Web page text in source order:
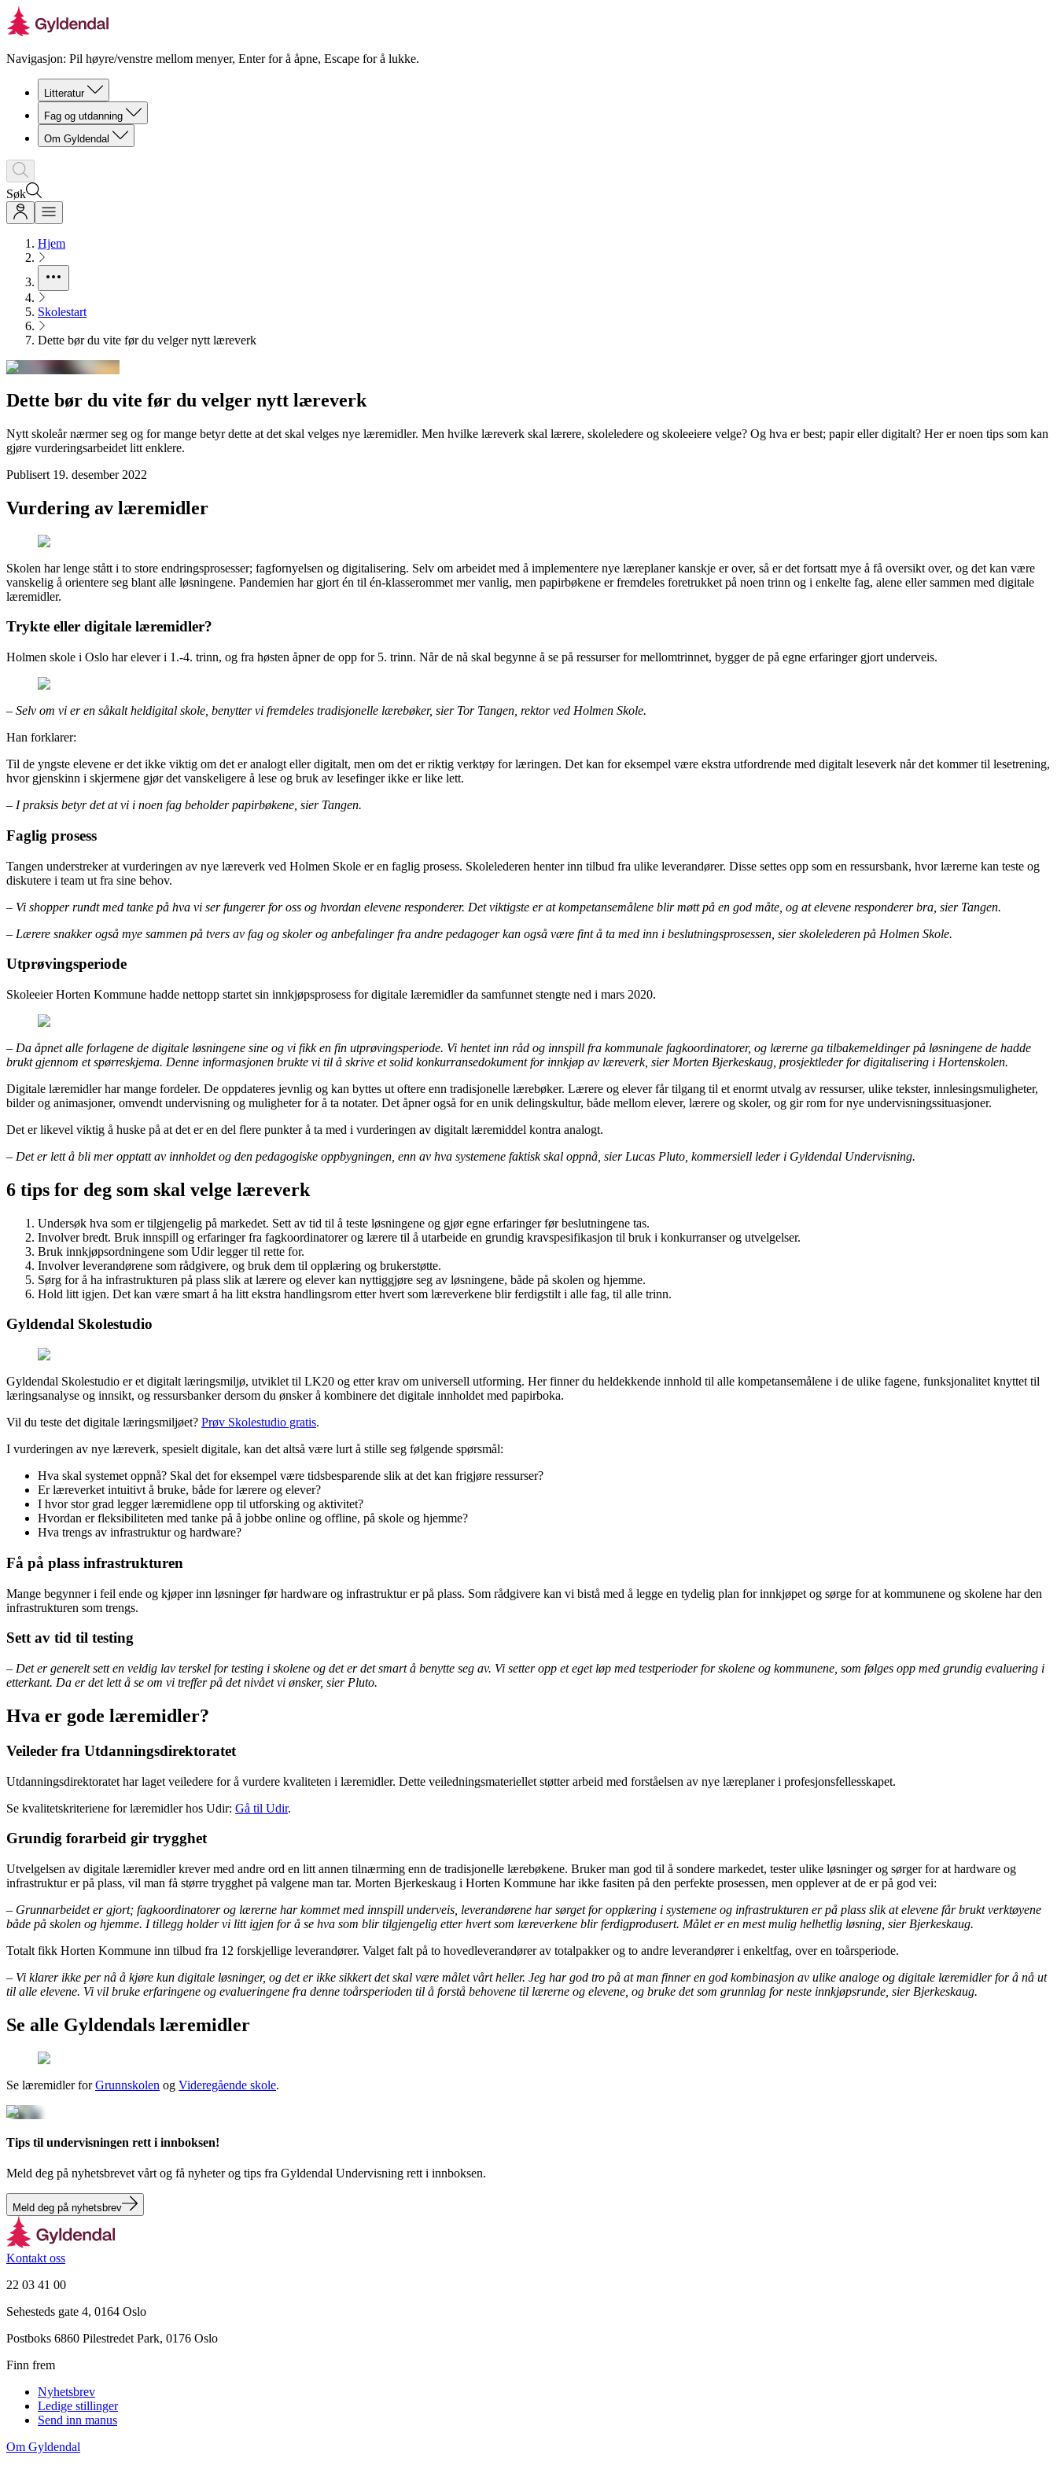
Navigasjon: Pil høyre/venstre mellom menyer, Enter for å åpne, Escape for å lukke.
Litteratur
Fag og utdanning
Om Gyldendal
Søk
Hjem
Skolestart
Dette bør du vite før du velger nytt læreverk
Dette bør du vite før du velger nytt læreverk
Nytt skoleår nærmer seg og for mange betyr dette at det skal velges nye læremidler. Men hvilke læreverk skal lærere, skoleledere og skoleeiere velge? Og hva er best; papir eller digitalt? Her er noen tips som kan
gjøre vurderingsarbeidet litt enklere.
Publisert 19. desember 2022
Vurdering av læremidler
Skolen har lenge stått i to store endringsprosesser; fagfornyelsen og digitalisering. Selv om arbeidet med å implementere nye læreplaner kanskje er over, så er det fortsatt mye å få oversikt over, og det kan være
vanskelig å orientere seg blant alle løsningene. Pandemien har gjort én til én-klasserommet mer vanlig, men papirbøkene er fremdeles foretrukket på noen trinn og i enkelte fag, alene eller sammen med digitale
læremidler.
Trykte eller digitale læremidler?
Holmen skole i Oslo har elever i 1.-4. trinn, og fra høsten åpner de opp for 5. trinn. Når de nå skal begynne å se på ressurser for mellomtrinnet, bygger de på egne erfaringer gjort underveis.
– Selv om vi er en såkalt heldigital skole, benytter vi fremdeles tradisjonelle lærebøker, sier Tor Tangen, rektor ved Holmen Skole.
Han forklarer:
Til de yngste elevene er det ikke viktig om det er analogt eller digitalt, men om det er riktig verktøy for læringen. Det kan for eksempel være ekstra utfordrende med digitalt leseverk når det kommer til lesetrening,
hvor gjenskinn i skjermene gjør det vanskeligere å lese og bruk av lesefinger ikke er like lett.
– I praksis betyr det at vi i noen fag beholder papirbøkene, sier Tangen.
Faglig prosess
Tangen understreker at vurderingen av nye læreverk ved Holmen Skole er en faglig prosess. Skolelederen henter inn tilbud fra ulike leverandører. Disse settes opp som en ressursbank, hvor lærerne kan teste og
diskutere i team ut fra sine behov.
– Vi shopper rundt med tanke på hva vi ser fungerer for oss og hvordan elevene responderer. Det viktigste er at kompetansemålene blir møtt på en god måte, og at elevene responderer bra, sier Tangen.
– Lærere snakker også mye sammen på tvers av fag og skoler og anbefalinger fra andre pedagoger kan også være fint å ta med inn i beslutningsprosessen, sier skolelederen på Holmen Skole.
Utprøvingsperiode
Skoleeier Horten Kommune hadde nettopp startet sin innkjøpsprosess for digitale læremidler da samfunnet stengte ned i mars 2020.
– Da åpnet alle forlagene de digitale løsningene sine og vi fikk en fin utprøvingsperiode. Vi hentet inn råd og innspill fra kommunale fagkoordinatorer, og lærerne ga tilbakemeldinger på løsningene de hadde
brukt gjennom et spørreskjema. Denne informasjonen brukte vi til å skrive et solid konkurransedokument for innkjøp av læreverk, sier Morten Bjerkeskaug, prosjektleder for digitalisering i Hortenskolen.
Digitale læremidler har mange fordeler. De oppdateres jevnlig og kan byttes ut oftere enn tradisjonelle lærebøker. Lærere og elever får tilgang til et enormt utvalg av ressurser, ulike tekster, innlesingsmuligheter,
bilder og animasjoner, omvendt undervisning og muligheter for å ta notater. Det åpner også for en unik delingskultur, både mellom elever, lærere og skoler, og gir rom for nye undervisningssituasjoner.
Det er likevel viktig å huske på at det er en del flere punkter å ta med i vurderingen av digitalt læremiddel kontra analogt.
– Det er lett å bli mer opptatt av innholdet og den pedagogiske oppbygningen, enn av hva systemene faktisk skal oppnå, sier Lucas Pluto, kommersiell leder i Gyldendal Undervisning.
6 tips for deg som skal velge læreverk
Undersøk hva som er tilgjengelig på markedet. Sett av tid til å teste løsningene og gjør egne erfaringer før beslutningene tas.
Involver bredt. Bruk innspill og erfaringer fra fagkoordinatorer og lærere til å utarbeide en grundig kravspesifikasjon til bruk i konkurranser og utvelgelser.
Bruk innkjøpsordningene som Udir legger til rette for.
Involver leverandørene som rådgivere, og bruk dem til opplæring og brukerstøtte.
Sørg for å ha infrastrukturen på plass slik at lærere og elever kan nyttiggjøre seg av løsningene, både på skolen og hjemme.
Hold litt igjen. Det kan være smart å ha litt ekstra handlingsrom etter hvert som læreverkene blir ferdigstilt i alle fag, til alle trinn.
Gyldendal Skolestudio
Gyldendal Skolestudio er et digitalt læringsmiljø, utviklet til LK20 og etter krav om universell utforming. Her finner du heldekkende innhold til alle kompetansemålene i de ulike fagene, funksjonalitet knyttet til
læringsanalyse og innsikt, og ressursbanker dersom du ønsker å kombinere det digitale innholdet med papirboka.
Vil du teste det digitale læringsmiljøet? Prøv Skolestudio gratis.
I vurderingen av nye læreverk, spesielt digitale, kan det altså være lurt å stille seg følgende spørsmål:
Hva skal systemet oppnå? Skal det for eksempel være tidsbesparende slik at det kan frigjøre ressurser?
Er læreverket intuitivt å bruke, både for lærere og elever?
I hvor stor grad legger læremidlene opp til utforsking og aktivitet?
Hvordan er fleksibiliteten med tanke på å jobbe online og offline, på skole og hjemme?
Hva trengs av infrastruktur og hardware?
Få på plass infrastrukturen
Mange begynner i feil ende og kjøper inn løsninger før hardware og infrastruktur er på plass. Som rådgivere kan vi bistå med å legge en tydelig plan for innkjøpet og sørge for at kommunene og skolene har den
infrastrukturen som trengs.
Sett av tid til testing
– Det er generelt sett en veldig lav terskel for testing i skolene og det er det smart å benytte seg av. Vi setter opp et eget løp med testperioder for skolene og kommunene, som følges opp med grundig evaluering i
etterkant. Da er det lett å se om vi treffer på det nivået vi ønsker, sier Pluto.
Hva er gode læremidler?
Veileder fra Utdanningsdirektoratet
Utdanningsdirektoratet har laget veiledere for å vurdere kvaliteten i læremidler. Dette veiledningsmateriellet støtter arbeid med forståelsen av nye læreplaner i profesjonsfellesskapet.
Se kvalitetskriteriene for læremidler hos Udir: Gå til Udir.
Grundig forarbeid gir trygghet
Utvelgelsen av digitale læremidler krever med andre ord en litt annen tilnærming enn de tradisjonelle lærebøkene. Bruker man god til å sondere markedet, tester ulike løsninger og sørger for at hardware og
infrastruktur er på plass, vil man få større trygghet på valgene man tar. Morten Bjerkeskaug i Horten Kommune har ikke fasiten på den perfekte prosessen, men opplever at de er på god vei:
– Grunnarbeidet er gjort; fagkoordinatorer og lærerne har kommet med innspill underveis, leverandørene har sørget for opplæring i systemene og infrastrukturen er på plass slik at elevene får brukt verktøyene
både på skolen og hjemme. I tillegg holder vi litt igjen for å se hva som blir tilgjengelig etter hvert som læreverkene blir ferdigprodusert. Målet er en mest mulig helhetlig løsning, sier Bjerkeskaug.
Totalt fikk Horten Kommune inn tilbud fra 12 forskjellige leverandører. Valget falt på to hovedleverandører av totalpakker og to andre leverandører i enkeltfag, over en toårsperiode.
– Vi klarer ikke per nå å kjøre kun digitale løsninger, og det er ikke sikkert det skal være målet vårt heller. Jeg har god tro på at man finner en god kombinasjon av ulike analoge og digitale læremidler for å nå ut
til alle elevene. Vi vil bruke erfaringene og evalueringene fra denne toårsperioden til å forstå behovene til lærerne og elevene, og bruke det som grunnlag for neste innkjøpsrunde, sier Bjerkeskaug.
Se alle Gyldendals læremidler
Se læremidler forGrunnskolen og Videregående skole.
Tips til undervisningen rett i innboksen!
Meld deg på nyhetsbrevet vårt og få nyheter og tips fra Gyldendal Undervisning rett i innboksen.
Meld deg på nyhetsbrev
Kontakt oss
22 03 41 00
Sehesteds gate 4, 0164 Oslo
Postboks 6860 Pilestredet Park, 0176 Oslo
Finn frem
Nyhetsbrev
Ledige stillinger
Send inn manus
Om Gyldendal